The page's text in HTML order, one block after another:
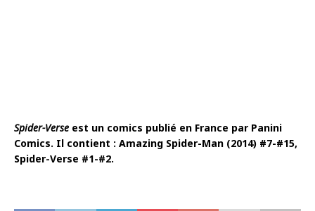
Spider-Verse est un comics publié en France par Panini
Comics. Il contient : Amazing Spider-Man (2014) #7-#15,
Spider-Verse #1-#2.